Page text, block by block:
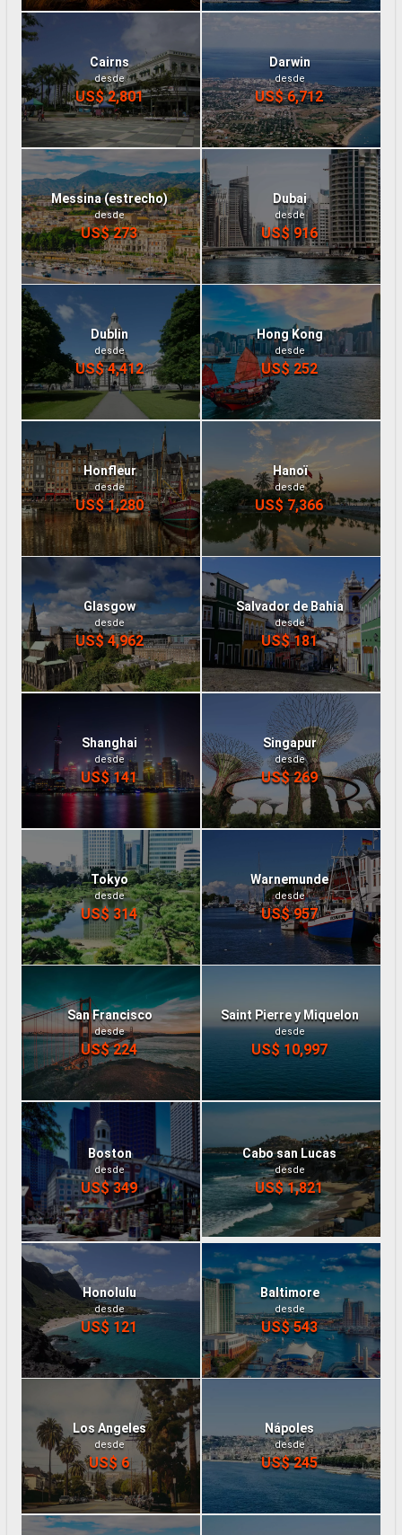
Cairns
desde
US$ 2,801
Darwin
desde
US$ 6,712
Messina (estrecho)
desde
US$ 273
Dubai
desde
US$ 916
Dublin
desde
US$ 4,412
Hong Kong
desde
US$ 252
Honfleur
desde
US$ 1,280
Hanoï
desde
US$ 7,366
Glasgow
desde
US$ 4,962
Salvador de Bahia
desde
US$ 181
Shanghai
desde
US$ 141
Singapur
desde
US$ 269
Tokyo
desde
US$ 314
Warnemunde
desde
US$ 957
San Francisco
desde
US$ 224
Saint Pierre y Miquelon
desde
US$ 10,997
Boston
desde
US$ 349
Cabo san Lucas
desde
US$ 1,821
Honolulu
desde
US$ 121
Baltimore
desde
US$ 543
Los Angeles
desde
US$ 6
Nápoles
desde
US$ 245